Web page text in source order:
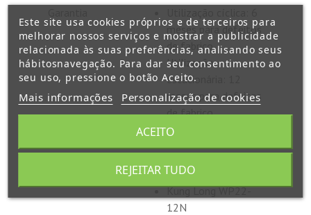
meses para defeitos
de fabrico
Utilização
estacionária: 12
meses para defeitos
de fabrico
Equivalências
6-DZM-20
FirstPower FP1220
Kung Long WP22-
12N
Este site usa cookies próprios e de terceiros para
melhorar nossos serviços e mostrar a publicidade
relacionada às suas preferências, analisando seus
hábitosnavegação. Para dar seu consentimento ao
seu uso, pressione o botão Aceito.
Mais informações Personalização de cookies
REJEITAR TUDO
ACEITO